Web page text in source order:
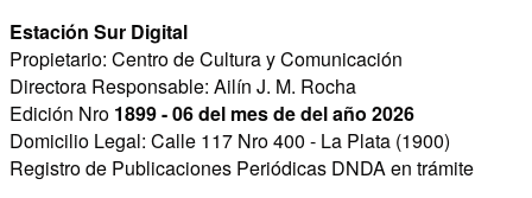
Estación Sur Digital
Propietario: Centro de Cultura y Comunicación
Directora Responsable: Ailín J. M. Rocha
Edición Nro 1899 - 06 del mes de del año 2026
Domicilio Legal: Calle 117 Nro 400 - La Plata (1900)
Registro de Publicaciones Periódicas DNDA en trámite